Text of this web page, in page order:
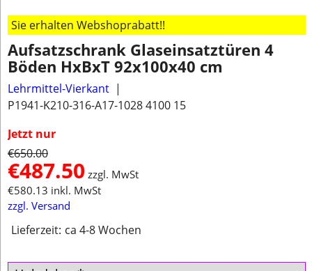
Sie erhalten Webshoprabatt!!
Aufsatzschrank Glaseinsatztüren 4
Böden HxBxT 92x100x40 cm
Lehrmittel-Vierkant
P1941-K210-316-A17-1028 4100 15
Jetzt nur
€650.00
€487.50 zzgl. MwSt
€580.13 inkl. MwSt
zzgl. Versand
Lieferzeit: ca 4-8 Wochen